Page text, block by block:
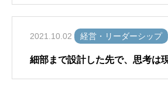
2021.10.02 経営・リーダーシップ
細部まで設計した先で、思考は